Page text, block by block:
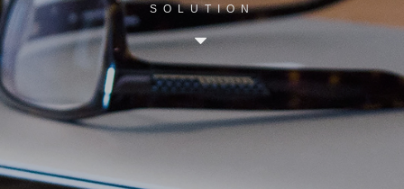
SOLUTION
뀓